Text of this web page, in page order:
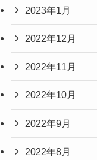
2023年1月
2022年12月
2022年11月
2022年10月
2022年9月
2022年8月